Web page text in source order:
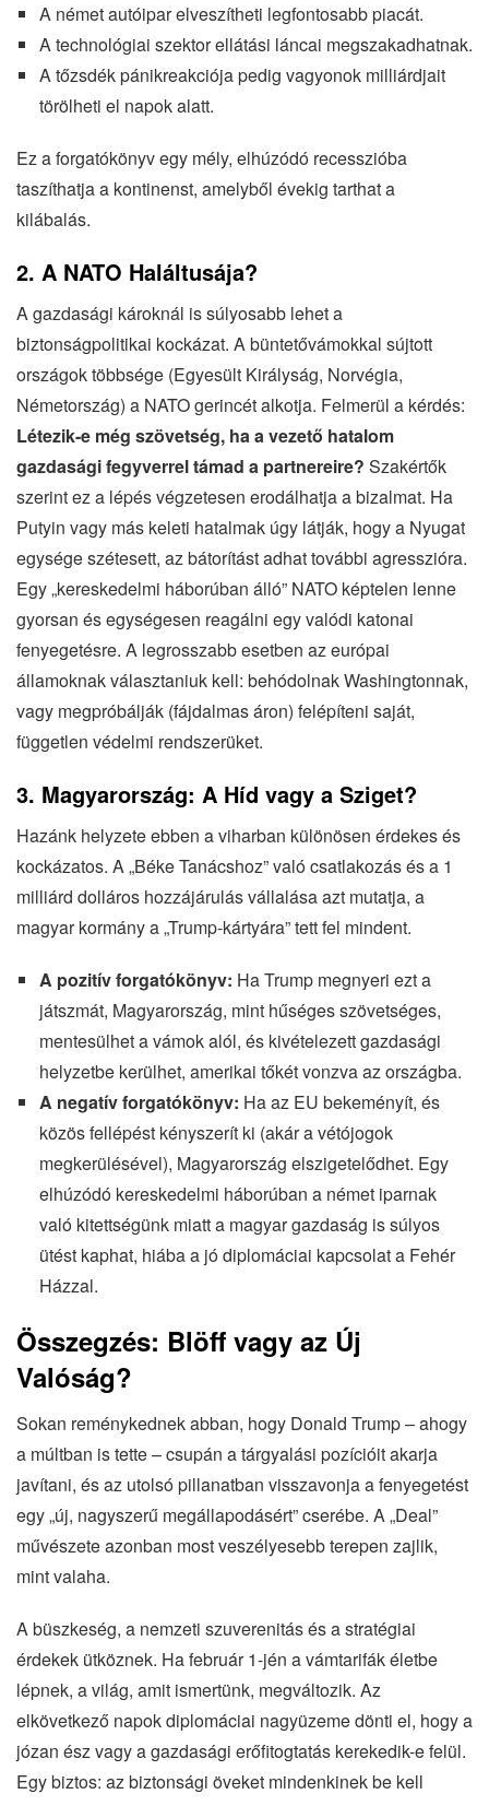
A német autóipar elveszítheti legfontosabb piacát.
A technológiai szektor ellátási láncai megszakadhatnak.
A tőzsdék pánikreakciója pedig vagyonok milliárdjait
törölheti el napok alatt.
Ez a forgatókönyv egy mély, elhúzódó recesszióba
taszíthatja a kontinenst, amelyből évekig tarthat a
kilábalás.
2. A NATO Haláltusája?
A gazdasági károknál is súlyosabb lehet a
biztonságpolitikai kockázat. A büntetővámokkal sújtott
országok többsége (Egyesült Királyság, Norvégia,
Németország) a NATO gerincét alkotja. Felmerül a kérdés:
Létezik-e még szövetség, ha a vezető hatalom
gazdasági fegyverrel támad a partnereire? Szakértők
szerint ez a lépés végzetesen erodálhatja a bizalmat. Ha
Putyin vagy más keleti hatalmak úgy látják, hogy a Nyugat
egysége szétesett, az bátorítást adhat további agresszióra.
Egy „kereskedelmi háborúban álló” NATO képtelen lenne
gyorsan és egységesen reagálni egy valódi katonai
fenyegetésre. A legrosszabb esetben az európai
államoknak választaniuk kell: behódolnak Washingtonnak,
vagy megpróbálják (fájdalmas áron) felépíteni saját,
független védelmi rendszerüket.
3. Magyarország: A Híd vagy a Sziget?
Hazánk helyzete ebben a viharban különösen érdekes és
kockázatos. A „Béke Tanácshoz” való csatlakozás és a 1
milliárd dolláros hozzájárulás vállalása azt mutatja, a
magyar kormány a „Trump-kártyára” tett fel mindent.
A pozitív forgatókönyv: Ha Trump megnyeri ezt a
játszmát, Magyarország, mint hűséges szövetséges,
mentesülhet a vámok alól, és kivételezett gazdasági
helyzetbe kerülhet, amerikai tőkét vonzva az országba.
A negatív forgatókönyv: Ha az EU bekeményít, és
közös fellépést kényszerít ki (akár a vétójogok
megkerülésével), Magyarország elszigetelődhet. Egy
elhúzódó kereskedelmi háborúban a német iparnak
való kitettségünk miatt a magyar gazdaság is súlyos
ütést kaphat, hiába a jó diplomáciai kapcsolat a Fehér
Házzal.
Összegzés: Blöff vagy az Új
Valóság?
Sokan reménykednek abban, hogy Donald Trump – ahogy
a múltban is tette – csupán a tárgyalási pozícióit akarja
javítani, és az utolsó pillanatban visszavonja a fenyegetést
egy „új, nagyszerű megállapodásért” cserébe. A „Deal”
művészete azonban most veszélyesebb terepen zajlik,
mint valaha.
A büszkeség, a nemzeti szuverenitás és a stratégiai
érdekek ütköznek. Ha február 1-jén a vámtarifák életbe
lépnek, a világ, amit ismertünk, megváltozik. Az
elkövetkező napok diplomáciai nagyüzeme dönti el, hogy a
józan ész vagy a gazdasági erőfitogtatás kerekedik-e felül.
Egy biztos: az biztonsági öveket mindenkinek be kell